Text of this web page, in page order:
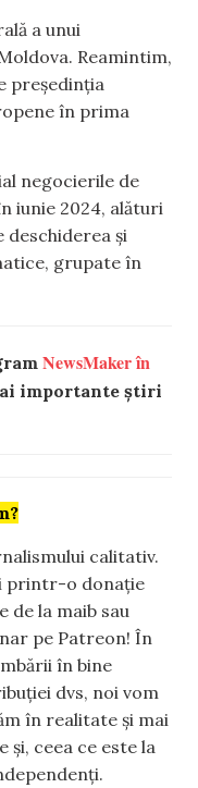
a unui
Reamintim,
președinția
în prima
negocierile de
iunie 2024, alături
deschiderea și
grupate în
NewsMaker în
importante știri
calitativ.
printr-o donație
de la maib sau
pe Patreon! În
în bine
dvs, noi vom
în realitate și mai
ceea ce este la